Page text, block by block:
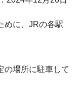
めに、JRの各駅
の場所に駐車して